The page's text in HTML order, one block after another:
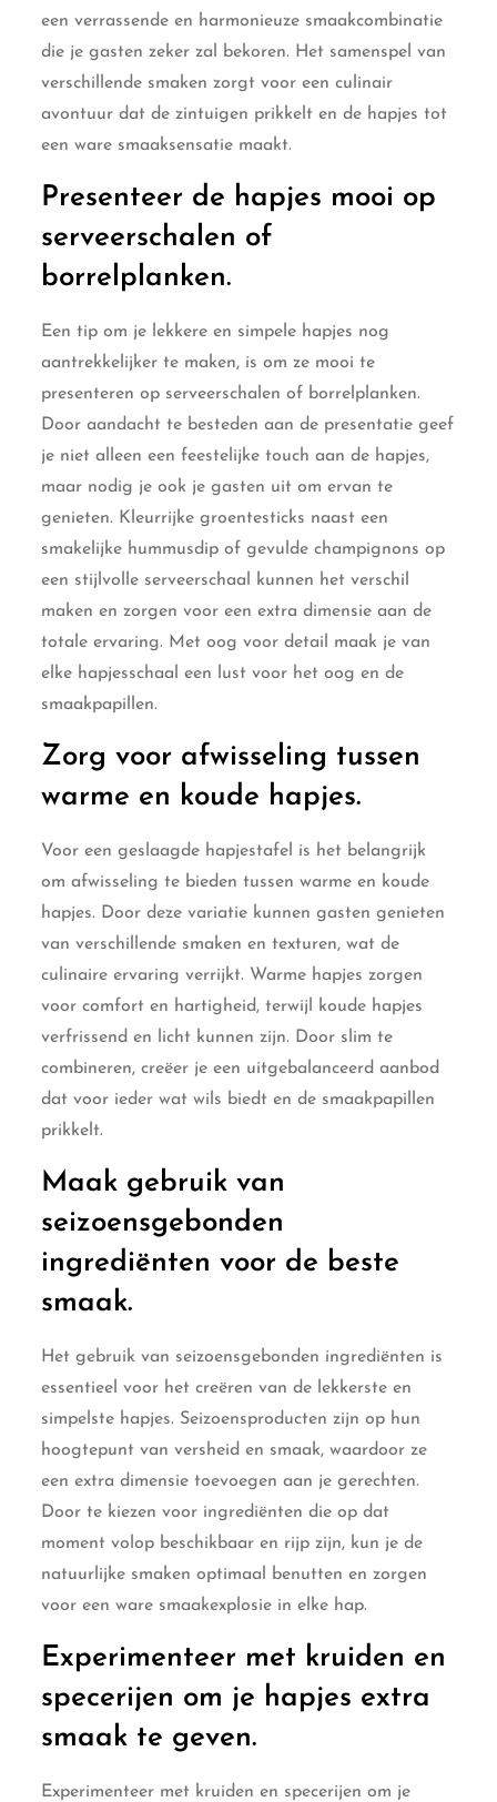
een verrassende en harmonieuze smaakcombinatie
die je gasten zeker zal bekoren. Het samenspel van
verschillende smaken zorgt voor een culinair
avontuur dat de zintuigen prikkelt en de hapjes tot
een ware smaaksensatie maakt.
Presenteer de hapjes mooi op
serveerschalen of
borrelplanken.
Een tip om je lekkere en simpele hapjes nog
aantrekkelijker te maken, is om ze mooi te
presenteren op serveerschalen of borrelplanken.
Door aandacht te besteden aan de presentatie geef
je niet alleen een feestelijke touch aan de hapjes,
maar nodig je ook je gasten uit om ervan te
genieten. Kleurrijke groentesticks naast een
smakelijke hummusdip of gevulde champignons op
een stijlvolle serveerschaal kunnen het verschil
maken en zorgen voor een extra dimensie aan de
totale ervaring. Met oog voor detail maak je van
elke hapjesschaal een lust voor het oog en de
smaakpapillen.
Zorg voor afwisseling tussen
warme en koude hapjes.
Voor een geslaagde hapjestafel is het belangrijk
om afwisseling te bieden tussen warme en koude
hapjes. Door deze variatie kunnen gasten genieten
van verschillende smaken en texturen, wat de
culinaire ervaring verrijkt. Warme hapjes zorgen
voor comfort en hartigheid, terwijl koude hapjes
verfrissend en licht kunnen zijn. Door slim te
combineren, creëer je een uitgebalanceerd aanbod
dat voor ieder wat wils biedt en de smaakpapillen
prikkelt.
Maak gebruik van
seizoensgebonden
ingrediënten voor de beste
smaak.
Het gebruik van seizoensgebonden ingrediënten is
essentieel voor het creëren van de lekkerste en
simpelste hapjes. Seizoensproducten zijn op hun
hoogtepunt van versheid en smaak, waardoor ze
een extra dimensie toevoegen aan je gerechten.
Door te kiezen voor ingrediënten die op dat
moment volop beschikbaar en rijp zijn, kun je de
natuurlijke smaken optimaal benutten en zorgen
voor een ware smaakexplosie in elke hap.
Experimenteer met kruiden en
specerijen om je hapjes extra
smaak te geven.
Experimenteer met kruiden en specerijen om je